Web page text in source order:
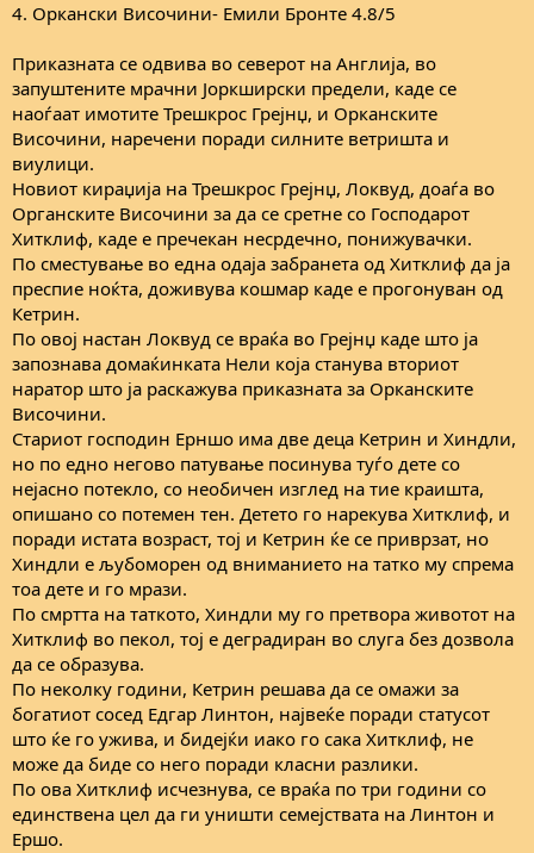
4. Оркански Височини- Емили Бронте 4.8/5
Приказната се одвива во северот на Англија, во
запуштените мрачни Јоркширски предели, каде се
наоѓаат имотите Трешкрос Грејнџ, и Орканските
Височини, наречени поради силните ветришта и
виулици.
Новиот кираџија на Трешкрос Грејнџ, Локвуд, доаѓа во
Органските Височини за да се сретне со Господарот
Хитклиф, каде е пречекан несрдечно, понижувачки.
По сместување во една одаја забранета од Хитклиф да ја
преспие ноќта, доживува кошмар каде е прогонуван од
Кетрин.
По овој настан Локвуд се враќа во Грејнџ каде што ја
запознава домаќинката Нели која станува вториот
наратор што ја раскажува приказната за Орканските
Височини.
Стариот господин Ерншо има две деца Кетрин и Хиндли,
но по едно негово патување посинува туѓо дете со
нејасно потекло, со необичен изглед на тие краишта,
опишано со потемен тен. Детето го нарекува Хитклиф, и
поради истата возраст, тој и Кетрин ќе се приврзат, но
Хиндли е љубоморен од вниманието на татко му спрема
тоа дете и го мрази.
По смртта на таткото, Хиндли му го претвора животот на
Хитклиф во пекол, тој е деградиран во слуга без дозвола
да се образува.
По неколку години, Кетрин решава да се омажи за
богатиот сосед Едгар Линтон, највеќе поради статусот
што ќе го ужива, и бидејќи иако го сака Хитклиф, не
може да биде со него поради класни разлики.
По ова Хитклиф исчезнува, се враќа по три години со
единствена цел да ги уништи семејствата на Линтон и
Ершо.